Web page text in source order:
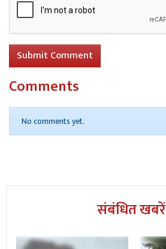
Submit Comment
Comments
No comments yet.
संबंधित खबरें